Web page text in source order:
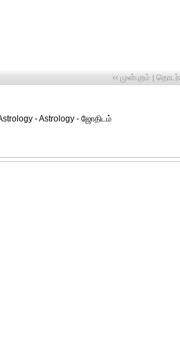
‹‹ முன்புறம் |
- Astrology - ஜோதிடம்